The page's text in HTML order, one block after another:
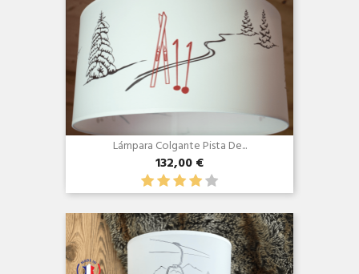
Lámpara Colgante Pista De...
132,00 €
Vista rápida